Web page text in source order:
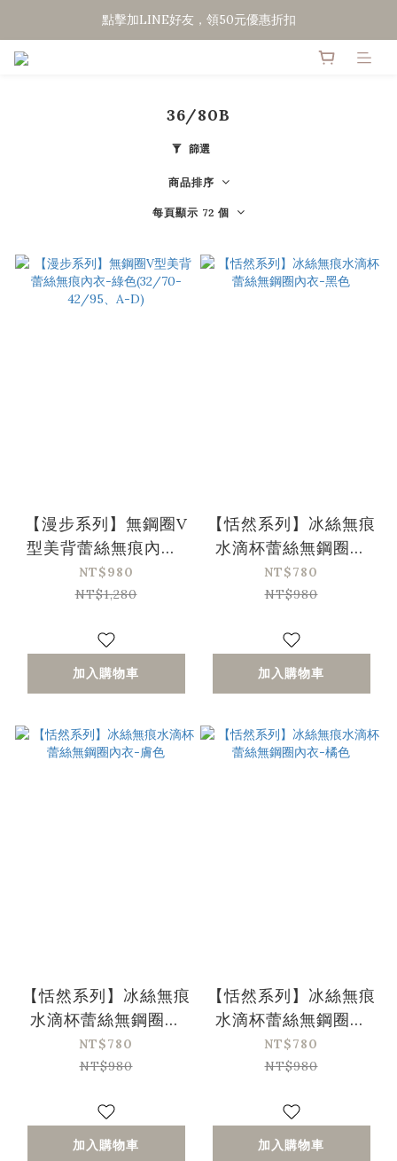
點擊加LINE好友，領50元優惠折扣
點擊加LINE好友，領50元優惠折扣
36/80B
篩選
商品排序
每頁顯示 72 個
【漫步系列】無鋼圈V
型美背蕾絲無痕內衣-
綠色(32/70-42/95、
A-D)
NT$980
NT$1,280
加入購物車
【恬然系列】冰絲無痕
水滴杯蕾絲無鋼圈內
衣-黑色
NT$780
NT$980
加入購物車
【恬然系列】冰絲無痕
水滴杯蕾絲無鋼圈內
衣-膚色
NT$780
NT$980
加入購物車
【恬然系列】冰絲無痕
水滴杯蕾絲無鋼圈內
衣-橘色
NT$780
NT$980
加入購物車